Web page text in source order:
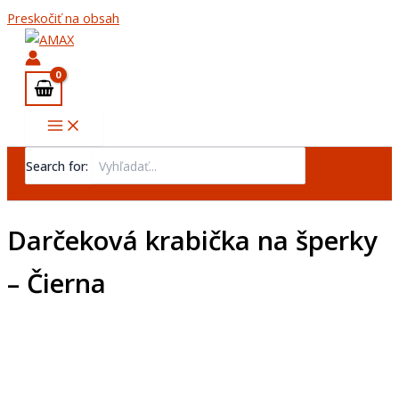
Preskočiť na obsah
Search for:
Darčeková krabička na šperky
– Čierna